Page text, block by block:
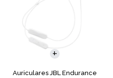
Auriculares JBL Endurance